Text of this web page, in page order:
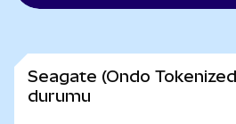
Seagate (Ondo
durumu